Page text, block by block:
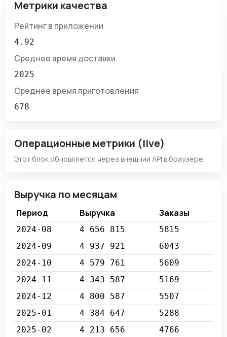
Метрики качества
Рейтинг в приложении
4.92
Среднее время доставки
2025
Среднее время приготовления
678
Операционные метрики (live)
Этот блок обновляется через внешний API в браузере.
Выручка по месяцам
Период Выручка Заказы
2024-08 4 656 815
5815
2024-09
4 937 921
6043
2024-10
4 579 761
5609
2024-11
4 343 587
5169
2024-12
4 800 587
5507
2025-01
4 384 647
5288
2025-02
4 213 656
4766